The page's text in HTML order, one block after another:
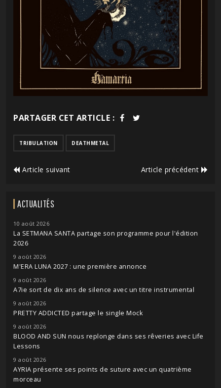
PARTAGER CET ARTICLE :
TRIBULATION DEATHMETAL
Article suivant Article précédent
ACTUALITÉS
10 août 2026
La SETMANA SANTA partage son programme pour l'édition
2026
9 août 2026
M'ERA LUNA 2027 : une première annonce
9 août 2026
A7ie sort de dix ans de silence avec un titre instrumental
9 août 2026
PRETTY ADDICTED partage le single Mock
9 août 2026
BLOOD AND SUN nous replonge dans ses rêveries avec Life
Lessons
9 août 2026
AYRIA présente ses points de suture avec un quatrième
morceau